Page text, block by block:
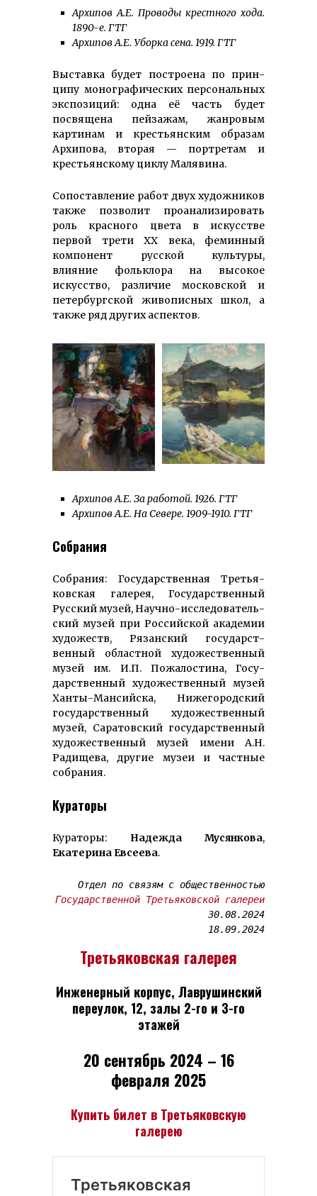
Архипов А.Е. Проводы крестного хода.
1890-е. ГТГ
Архипов А.Е. Уборка сена. 1919. ГТГ
Выставка будет построена по прин­
ципу моно­гра­фических персо­наль­ных
экспозиций: одна её часть будет
посвящена пейзажам, жанровым
картинам и крестьян­ским образам
Архипова, вторая — портретам и
крестьянскому циклу Малявина.
Сопоставление работ двух худож­­ников
также позволит про­ана­лизи­ровать
роль красного цвета в искус­стве
первой трети ХХ века, феминный
компонент русской культуры,
влияние фольклора на высокое
искусство, различие московской и
петербургской живописных школ, а
также ряд других аспектов.
Архипов А.Е. За работой. 1926. ГТГ
Архипов А.Е. На Севере. 1909-1910. ГТГ
Собрания
Собрания: Государствен­ная Третья­
ковская галерея, Госу­дар­ствен­ный
Русский музей, Научно-ис­сле­дова­тель­
ский музей при Рос­сийской академии
художеств, Рязанский госу­дар­ст­
венный областной худо­жест­вен­ный
музей им. И.П. Пожалостина, Госу­
дарст­вен­ный худо­жест­венный музей
Ханты-Ман­сийска, Ниже­город­ский
госу­дарствен­ный худо­жествен­ный
музей, Саратовский госу­дар­ст­венный
худо­жест­вен­ный музей имени А.Н.
Радищева, другие музеи и частные
собрания.
Кураторы
Кураторы: Надежда Мусянкова,
Екатерина Евсеева.
Отдел по связям с общественностью
Государственной Третьяковской галереи
30.08.2024
18.09.2024
Третьяковская галерея
Инженерный корпус, Лаврушинский
переулок, 12, залы 2-го и 3-го
этажей
20 сентябрь 2024 – 16
февраля 2025
Купить билет в Третьяковскую
галерею